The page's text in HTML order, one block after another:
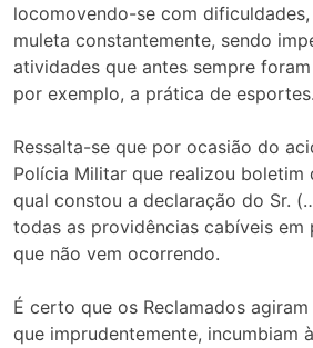
locomovendo-se com
muleta constantemente, sendo
atividades que antes sempre
por exemplo, a prática de esportes.
Ressalta-se que por ocasião do
Polícia Militar que realizou boletim
qual constou a declaração do Sr.
todas as providências cabíveis em
que não vem ocorrendo.
É certo que os Reclamados
que imprudentemente, incumbiam